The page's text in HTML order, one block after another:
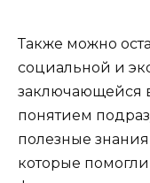
Также можно
социальной и
заключающейся
понятием
полезные
которые